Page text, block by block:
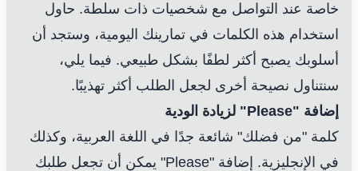
خاصة عند التواصل مع شخصيات ذات سلطة. حاول
استخدام هذه الكلمات في تمارينك اليومية، وستجد أن
أسلوبك يصبح أكثر لطفًا بشكل طبيعي. فيما يلي،
سنتناول نصيحة أخرى لجعل الطلب أكثر تهذيبًا.
إضافة "Please" لزيادة الودية
كلمة "من فضلك" شائعة جدًا في اللغة العربية، وكذلك
في الإنجليزية. إضافة "Please" يمكن أن تجعل طلبك